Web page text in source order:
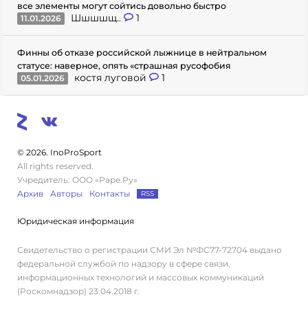
все элементы могут сойтись довольно быстро
11.01.2026
Шшшшщ.. 1
Финны об отказе российской лыжнице в нейтральном
статусе: наверное, опять «страшная русофобия
05.01.2026
костя луговой 1
© 2026. InoProSport
All rights reserved.
Учредитель: ООО «Раре.Ру»
Архив
Авторы Контакты RSS
Юридическая информация
Свидетельство о регистрации СМИ Эл №ФС77-72704 выдано
федеральной службой по надзору в сфере связи,
информационных технологий и массовых коммуникаций
(Роскомнадзор) 23.04.2018 г.